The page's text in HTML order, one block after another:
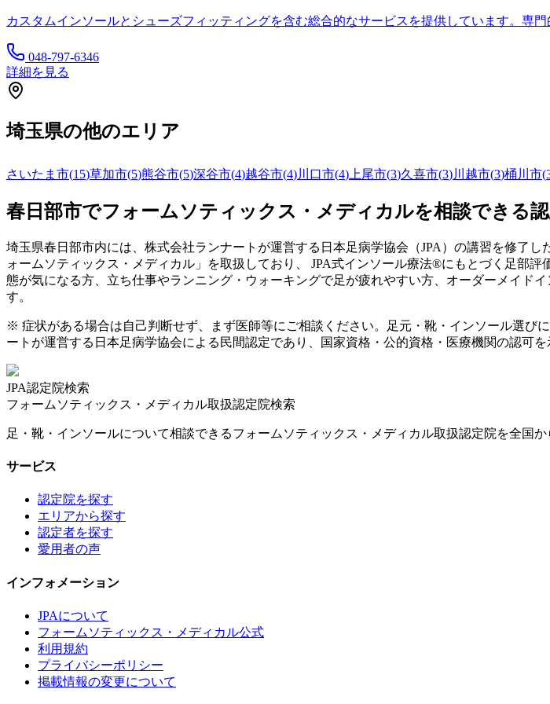
カスタムインソールとシューズフィッティングを含む総合的なサービスを提供しています。専門
048-797-6346
詳細を見る
埼玉県の他のエリア
さいたま市(15)草加市(5)熊谷市(5)深谷市(4)越谷市(4)川口市(4) 上尾市(3)久喜市(3)川越市(3)桶川市(
春日部市でフォームソティックス・メディカルを相談できる
埼玉県春日部市内には、株式会社ランナートが運営する日本足病学協会（JPA）の講習を修了し
ォームソティックス・メディカル」を取扱しており、 JPA式インソール療法®にもとづく足部
態が気になる方、立ち仕事やランニング・ウォーキングで足が疲れやすい方、オーダーメイド
す。
※ 症状がある場合は自己判断せず、まず医師等にご相談ください。足元・靴・インソール選び
ートが運営する日本足病学協会による民間認定であり、国家資格・公的資格・医療機関の認可を
JPA認定院検索
フォームソティックス・メディカル取扱認定院検索
足・靴・インソールについて相談できるフォームソティックス・メディカル取扱認定院を全国か
サービス
認定院を探す
エリアから探す
認定者を探す
愛用者の声
インフォメーション
JPAについて
フォームソティックス・メディカル公式
利用規約
プライバシーポリシー
掲載情報の変更について